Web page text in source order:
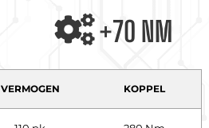
+70 NM
VERMOGEN KOPPEL